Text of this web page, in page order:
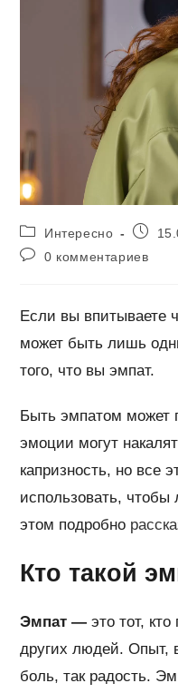
Рубрика
записи:
Интересно
Запись
Комментарии
0 комментариев
Если вы впитываете
может быть лишь
того, что вы эмпат.
Быть эмпатом может
эмоции могут
капризность, но все
использовать,
этом подробно
Кто такой
Эмпат —это тот,
других людей. Опыт,
боль, так радость.